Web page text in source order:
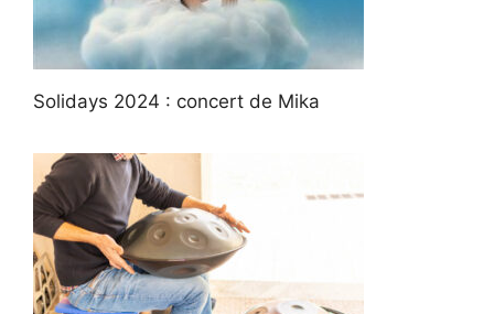
Solidays 2024 : concert de Mika